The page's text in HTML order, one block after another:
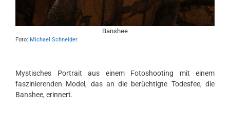
Banshee
Foto: Michael Schneider
Mystisches Portrait aus einem Fotoshooting mit einem
faszinierenden Model, das an die berüchtigte Todesfee, die
Banshee, erinnert.